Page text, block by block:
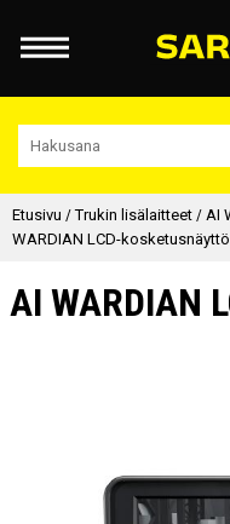
Etusivu /Trukin lisälaitteet / AI
WARDIAN LCD-kosketusnäyttö
AI WARDIAN